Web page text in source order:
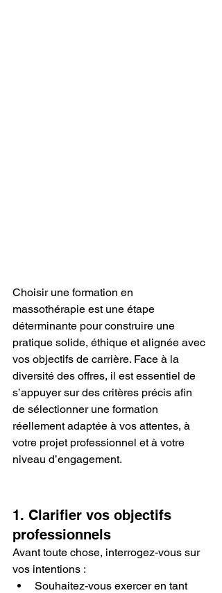
Choisir une formation en
massothérapie est une étape
déterminante pour construire une
pratique solide, éthique et alignée avec
vos objectifs de carrière. Face à la
diversité des offres, il est essentiel de
s’appuyer sur des critères précis afin
de sélectionner une formation
réellement adaptée à vos attentes, à
votre projet professionnel et à votre
niveau d’engagement.
1. Clarifier vos objectifs
professionnels
Avant toute chose, interrogez-vous sur
vos intentions :
Souhaitez-vous exercer en tant